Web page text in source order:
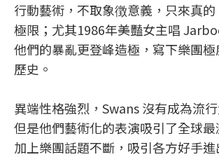
行動藝術，不取象徴意義，只來真
極限；尤其1986年美豔女主唱
他們的暴亂更登峰造極，寫下樂團
歷史。
異端性格強烈，Swans 沒有成為流
但是他們藝術化的表演吸引了全球最
加上樂團話題不斷，吸引各方好手進